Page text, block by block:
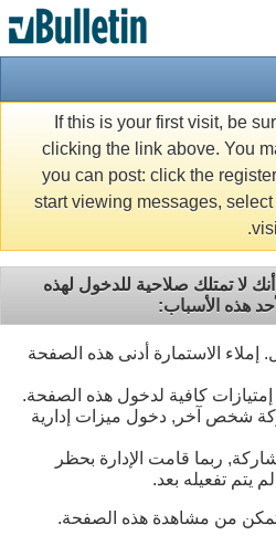
If this is your first visit, be
clicking the link above. You
you can post: click the
start viewing messages,
لا تمتلك صلاحية للدخول لهذه
هذه الأسباب:
الاستمارة أدنى هذه الصفحة
كافية لدخول هذه الصفحة.
شخص آخر, دخول ميزات إدارية
ربما قامت الإدارة بحظر
يتم تفعيله بعد.
من مشاهدة هذه الصفحة.